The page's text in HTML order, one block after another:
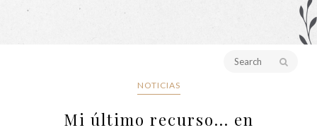
NOTICIAS
Mi último recurso... en